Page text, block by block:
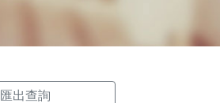
匯出查詢